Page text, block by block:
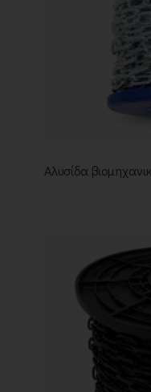
Αλυσίδα